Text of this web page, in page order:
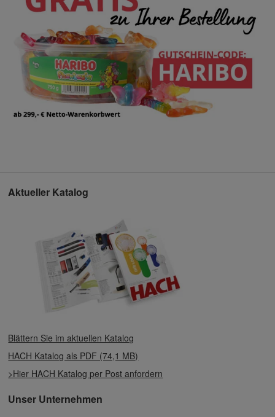
Aktueller Katalog
Blättern Sie im aktuellen Katalog
HACH Katalog als PDF (74,1 MB)
>Hier HACH Katalog per Post anfordern
Unser Unternehmen